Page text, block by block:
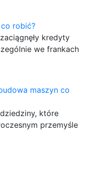
robić?
kredyty
we frankach
maszyn co
które
przemyśle